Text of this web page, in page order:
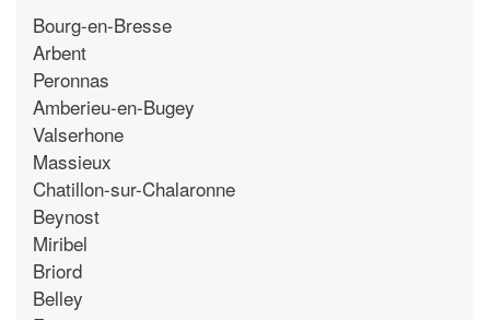
Bourg-en-Bresse
Arbent
Peronnas
Amberieu-en-Bugey
Valserhone
Massieux
Chatillon-sur-Chalaronne
Beynost
Miribel
Briord
Belley